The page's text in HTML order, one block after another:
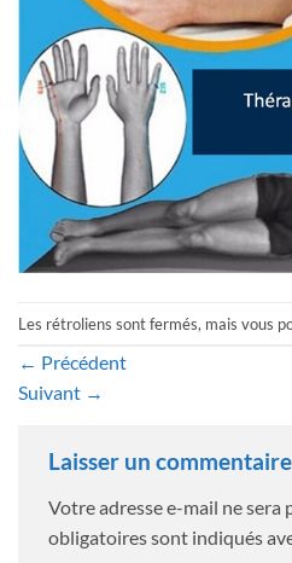
Les rétroliens sont fermés, mais vous
← Précédent
Suivant →
Laisser un commentaire
Votre adresse e-mail ne sera
obligatoires sont indiqués